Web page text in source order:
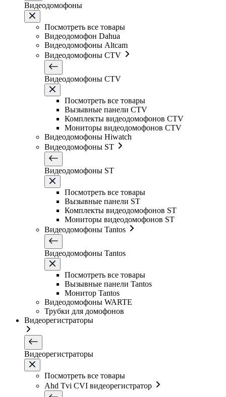
Видеодомофоны
Посмотреть все товары
Видеодомофон Dahua
Видеодомофоны Altcam
Видеодомофоны CTV
Видеодомофоны CTV
Посмотреть все товары
Вызывные панели CTV
Комплекты видеодомофонов CTV
Мониторы видеодомофонов CTV
Видеодомофоны Hiwatch
Видеодомофоны ST
Видеодомофоны ST
Посмотреть все товары
Вызывные панели ST
Комплекты видеодомофонов ST
Мониторы видеодомофонов ST
Видеодомофоны Tantos
Видеодомофоны Tantos
Посмотреть все товары
Вызывные панели Tantos
Монитор Tantos
Видеодомофоны WARTE
Трубки для домофонов
Видеорегистраторы
Видеорегистраторы
Посмотреть все товары
Ahd Tvi CVI видеорегистратор